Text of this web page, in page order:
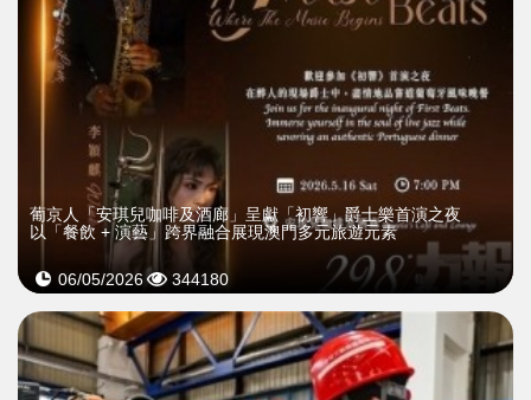
葡京人「安琪兒咖啡及酒廊」呈獻「初響」爵士樂首演之夜
以「餐飲 + 演藝」跨界融合展現澳門多元旅遊元素
06/05/2026 344180